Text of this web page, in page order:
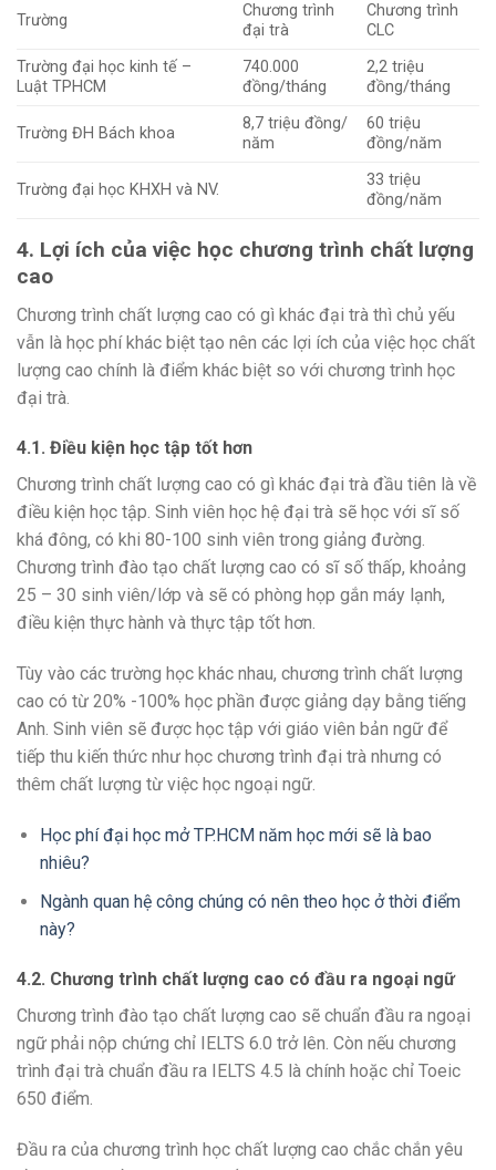
Trường
Chương trình
đại trà
Chương trình
CLC
Trường đại học kinh tế –
Luật TPHCM
740.000
đồng/tháng
2,2 triệu
đồng/tháng
Trường ĐH Bách khoa
8,7 triệu đồng/
năm
60 triệu
đồng/năm
Trường đại học KHXH và NV.
33 triệu
đồng/năm
4. Lợi ích của việc học chương trình chất lượng
cao
Chương trình chất lượng cao có gì khác đại trà thì chủ yếu
vẫn là học phí khác biệt tạo nên các lợi ích của việc học chất
lượng cao chính là điểm khác biệt so với chương trình học
đại trà.
4.1. Điều kiện học tập tốt hơn
Chương trình chất lượng cao có gì khác đại trà đầu tiên là về
điều kiện học tập. Sinh viên học hệ đại trà sẽ học với sĩ số
khá đông, có khi 80-100 sinh viên trong giảng đường.
Chương trình đào tạo chất lượng cao có sĩ số thấp, khoảng
25 – 30 sinh viên/lớp và sẽ có phòng họp gắn máy lạnh,
điều kiện thực hành và thực tập tốt hơn.
Tùy vào các trường học khác nhau, chương trình chất lượng
cao có từ 20% -100% học phần được giảng dạy bằng tiếng
Anh. Sinh viên sẽ được học tập với giáo viên bản ngữ để
tiếp thu kiến thức như học chương trình đại trà nhưng có
thêm chất lượng từ việc học ngoại ngữ.
Học phí đại học mở TP.HCM năm học mới sẽ là bao
nhiêu?
Ngành quan hệ công chúng có nên theo học ở thời điểm
này?
4.2. Chương trình chất lượng cao có đầu ra ngoại ngữ
Chương trình đào tạo chất lượng cao sẽ chuẩn đầu ra ngoại
ngữ phải nộp chứng chỉ IELTS 6.0 trở lên. Còn nếu chương
trình đại trà chuẩn đầu ra IELTS 4.5 là chính hoặc chỉ Toeic
650 điểm.
Đầu ra của chương trình học chất lượng cao chắc chắn yêu